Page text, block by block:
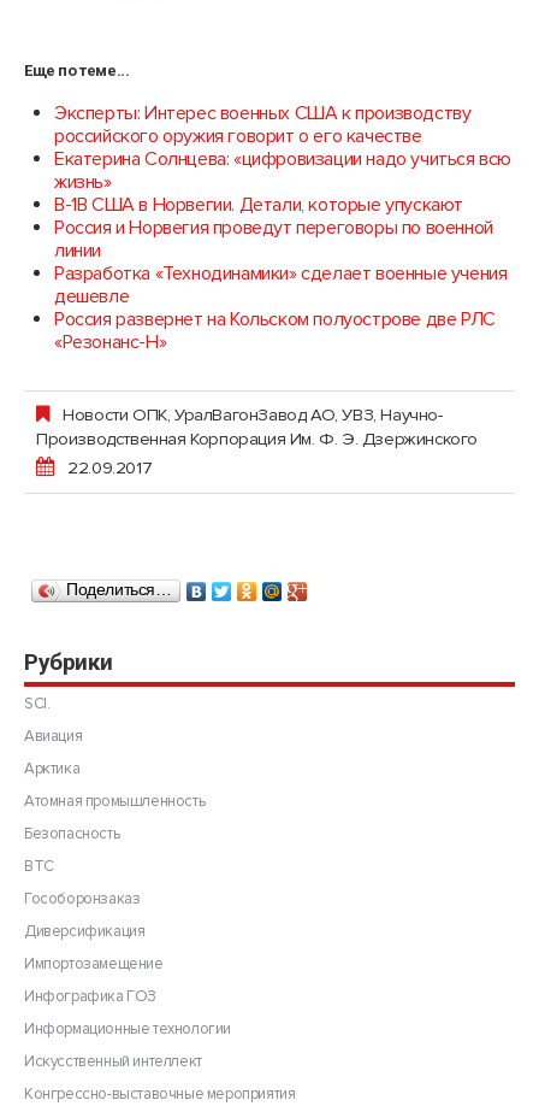
Еще по теме...
Эксперты: Интерес военных США к производству
российского оружия говорит о его качестве
Екатерина Солнцева: «цифровизации надо учиться всю
жизнь»
В-1В США в Норвегии. Детали, которые упускают
Россия и Норвегия проведут переговоры по военной
линии
Разработка «Технодинамики» сделает военные учения
дешевле
Россия развернет на Кольском полуострове две РЛС
«Резонанс-Н»
Новости ОПК,УралВагонЗавод АО, УВЗ, Научно-
Производственная Корпорация Им. Ф. Э. Дзержинского
22.09.2017
Поделиться…
Рубрики
SCI.
Авиация
Арктика
Атомная промышленность
Безопасность
ВТС
Гособоронзаказ
Диверсификация
Импортозамещение
Инфографика ГОЗ
Информационные технологии
Искусственный интеллект
Конгрессно-выставочные мероприятия